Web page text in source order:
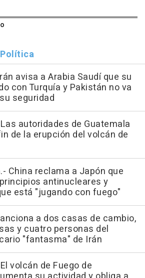
avisa a Arabia Saudí que su
con Turquía y Pakistán no va
seguridad
autoridades de Guatemala
de la erupción del volcán de
China reclama a Japón que
antinucleares y
está "jugando con fuego"
a dos casas de cambio,
y cuatro personas del
"fantasma" de Irán
volcán de Fuego de